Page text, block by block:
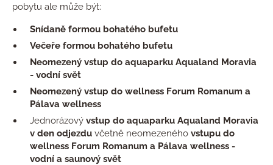
pobytu ale může být:
Snídaně formou bohatého bufetu
Večeře formou bohatého bufetu
Neomezený vstup do aquaparku Aqualand Moravia
- vodní svět
Neomezený vstup do wellness Forum Romanum a
Pálava wellness
Jednorázovývstup do aquaparku Aqualand Moravia
v den odjezdu včetně neomezenéhovstupu do
wellness Forum Romanum a Pálava wellness -
vodní a saunový svět